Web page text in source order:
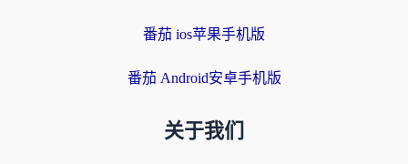
番茄 ios苹果手机版
番茄 Android安卓手机版
关于我们